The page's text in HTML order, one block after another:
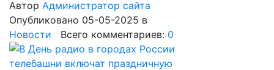
Автор Администратор сайта
Опубликовано 05-05-2025 в
Новости Всего комментариев: 0